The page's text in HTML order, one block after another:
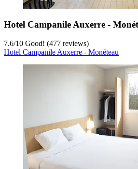
Hotel Campanile Auxerre -
7.6/10 Good! (477 reviews)
Hotel Campanile Auxerre - Monéteau